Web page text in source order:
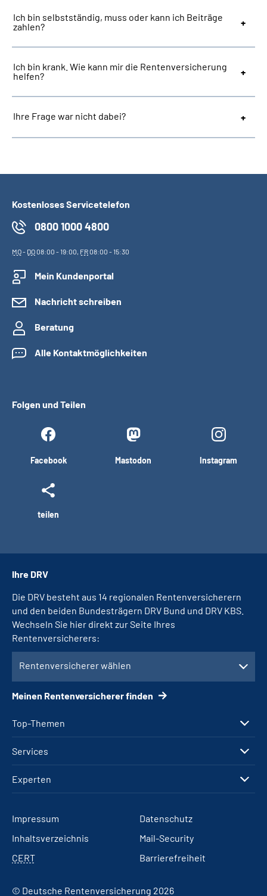
Ich bin selbstständig, muss oder kann ich Beiträge
zahlen?
Ich bin krank. Wie kann mir die Rentenversicherung
helfen?
Ihre Frage war nicht dabei?
Kostenloses Servicetelefon
0800 1000 4800
MO- DO08:00 - 19:00, FR08:00 - 15:30
Mein Kundenportal
Nachricht schreiben
Beratung
Alle Kontaktmöglichkeiten
Folgen und Teilen
Facebook Mastodon Instagram
teilen
Top-Themen
Services
Experten
Ihre DRV
Die DRV besteht aus 14 regionalen Rentenversicherern
und den beiden Bundesträgern DRV Bund und DRV KBS.
Wechseln Sie hier direkt zur Seite Ihres
Rentenversicherers:
Rentenversicherer wählen
Meinen Rentenversicherer finden
Impressum
Datenschutz
Inhaltsverzeichnis
Mail-Security
CERT
Barrierefreiheit
© Deutsche Rentenversicherung 2026